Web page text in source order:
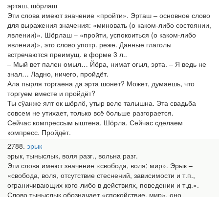
эрташ, шӧрлаш
Эти слова имеют значение «пройти». Эрташ – основное слово
для выражения значения: «миновать (о каком-либо состоянии,
явлении)». Шӧрлаш – «пройти, успокоиться (о каком-либо
явлении)», это слово употр. реже. Данные глаголы
встречаются преимущ. в форме 3 л..
– Мый вет пален омыл… Йӧра, нимат огыл, эрта. – Я ведь не
знал… Ладно, ничего, пройдёт.
Ала пырля торгаена да эрта шонет? Может, думаешь, что
торгуем вместе и пройдёт?
Ты сӱанже ялт ок шӧрлӧ, утыр веле талышна. Эта свадьба
совсем не утихает, только всё больше разгорается.
Сейчас компрессым ыштена. Шӧрла. Сейчас сделаем
компресс. Пройдёт.
2788 эрык
эрык, тыныслык, воля разг., вольна разг.
Эти слова имеют значение «свобода, воля; мир». Эрык –
«свобода, воля, отсутствие стеснений, зависимости и т.п.,
ограничивающих кого-либо в действиях, поведении и т.д.».
Слово тыныслык обозначает «спокойствие, мир», оно